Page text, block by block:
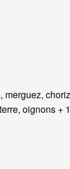
merguez,
oignons +